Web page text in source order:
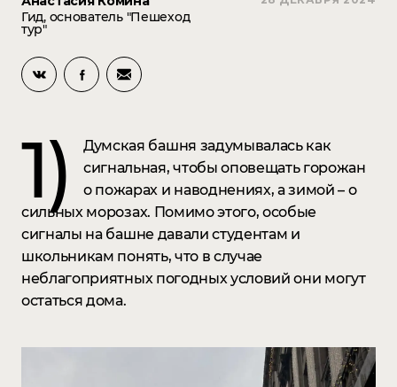
Гид, основатель "Пешеход
тур"
1)
Думская башня задумывалась как
сигнальная, чтобы оповещать горожан
о пожарах и наводнениях, а зимой – о
сильных морозах. Помимо этого, особые
сигналы на башне давали студентам и
школьникам понять, что в случае
неблагоприятных погодных условий они могут
остаться дома. ⠀